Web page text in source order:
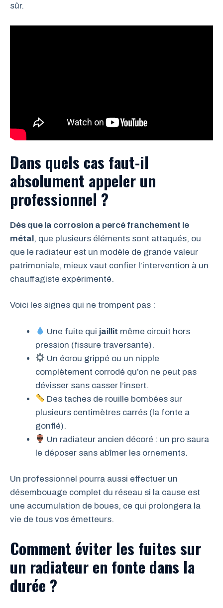
sûr.
Dans quels cas faut-il
absolument appeler un
professionnel ?
Dès que la corrosion a percé franchement le
métal, que plusieurs éléments sont attaqués, ou
que le radiateur est un modèle de grande valeur
patrimoniale, mieux vaut confier l’intervention à un
chauffagiste expérimenté.
Voici les signes qui ne trompent pas :
Une fuite qui jaillit même circuit hors
pression (fissure traversante).
Un écrou grippé ou un nipple
complètement corrodé qu’on ne peut pas
dévisser sans casser l’insert.
Des taches de rouille bombées sur
plusieurs centimètres carrés (la fonte a
gonflé).
Un radiateur ancien décoré : un pro saura
le déposer sans abîmer les ornements.
Un professionnel pourra aussi effectuer un
désembouage complet du réseau si la cause est
une accumulation de boues, ce qui prolongera la
vie de tous vos émetteurs.
Comment éviter les fuites sur
un radiateur en fonte dans la
durée ?